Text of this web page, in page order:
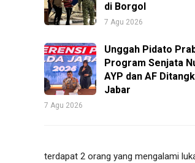
di Borgol
7 Agu 2026
Unggah Pidato
Program Senjata
AYP dan AF
Jabar
7 Agu 2026
terdapat 2 orang yang mengalami